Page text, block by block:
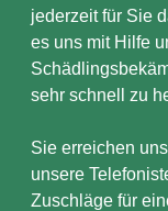
jederzeit für Sie
es uns mit Hilfe
sehr schnell zu
Sie erreichen
unsere
Zuschläge für